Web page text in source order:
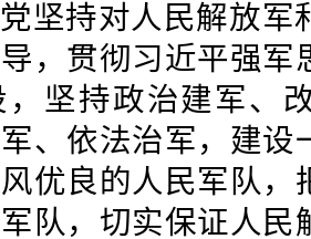
坚持对人民解放军
，贯彻习近平强军
坚持政治建军、
、依法治军，建设
优良的人民军队，
队，切实保证人民